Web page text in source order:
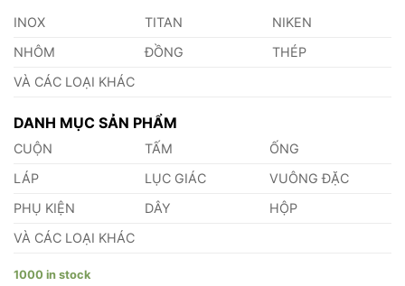
INOX TITAN
NIKEN
NHÔM
ĐỒNG
THÉP
VÀ CÁC LOẠI KHÁC
DANH MỤC SẢN PHẨM
CUỘN TẤM
ỐNG
LÁP
LỤC GIÁC
VUÔNG ĐẶC
PHỤ KIỆN
DÂY
HỘP
VÀ CÁC LOẠI KHÁC
1000 in stock